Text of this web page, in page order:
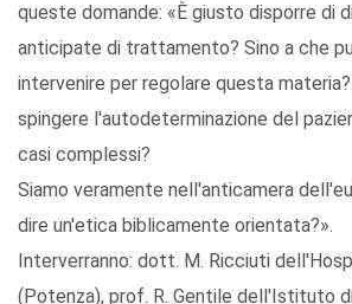
queste domande: «È giusto disporre di
anticipate di trattamento? Sino a che
intervenire per regolare questa
spingere l'autodeterminazione del
casi complessi?
Siamo veramente nell'anticamera
dire un'etica biblicamente orientata?».
Interverranno: dott. M. Ricciuti
(Potenza), prof. R. Gentile dell'Istituto